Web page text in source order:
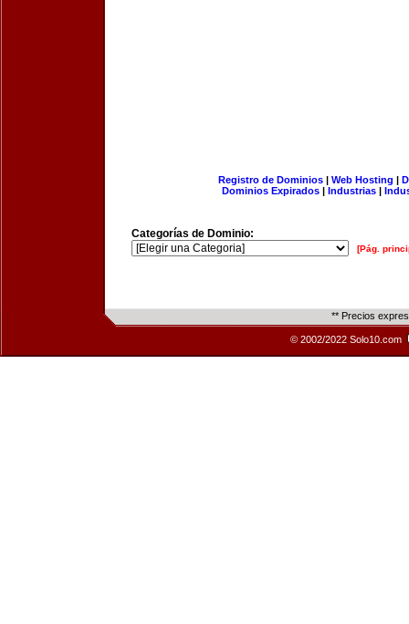
Registro de Dominios| Web Hosting |
Dominios Expirados | Industrias |
Categorías de Dominio:
[Pág.
** Precios
© 2002/2022 Solo10.com